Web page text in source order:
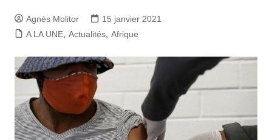
Agnès Molitor
15 janvier 2021
A LA UNE, Actualités, Afrique